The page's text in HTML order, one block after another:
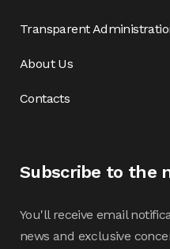
Transparent
About Us
Contacts
Subscribe to the
You'll receive email
news and exclusive